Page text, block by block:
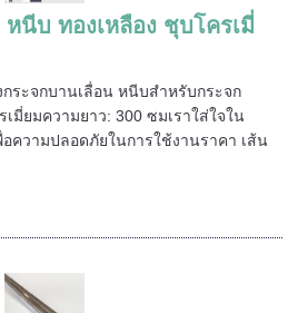
นีบ ทองเหลือง ชุบโครเมี่
ระจกบานเลื่อน หนีบสำหรับกระจก
มี่ยมความยาว: 300 ซมเราใส่ใจใน
ความปลอดภัยในการใช้งานราคา เส้น